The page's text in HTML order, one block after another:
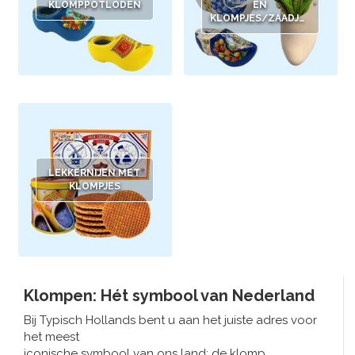
Wens & Ansichtkaarten
Wandborden - Gekleurd en Delfts blauw
Peper en Zout stelletjes
Speelkaarten
Delfts blauwe magneten
Delfts blauwe Fashionitems
KLOMPPOTLODEN
EN
KLOMPJES/ZAADJES
LEKKERNIJEN MET
KLOMPJES
Klompen: Hét symbool van Nederland
Bij Typisch Hollands bent u aan het juiste adres voor
het meest